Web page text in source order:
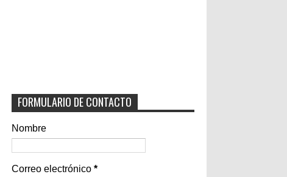
FORMULARIO DE CONTACTO
Nombre
Correo electrónico *